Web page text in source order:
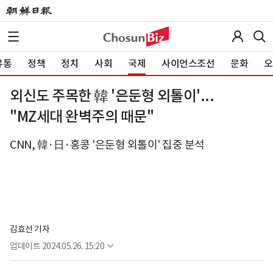
통 정책 정치 사회 국제 사이언스조선 문화
외신도 주목한 韓 '은둔형 외톨이'...
"MZ세대 완벽주의 때문"
CNN, 韓·日·홍콩 '은둔형 외톨이' 집중 분석
김효선 기자
업데이트 2024.05.26. 15:20